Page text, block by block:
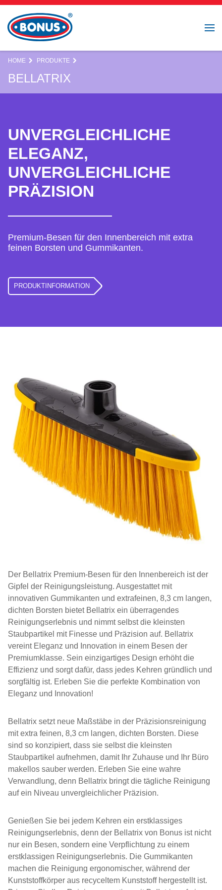
HOME PRODUKTE
BELLATRIX
UNVERGLEICHLICHE
ELEGANZ,
UNVERGLEICHLICHE
PRÄZISION
Premium-Besen für den Innenbereich mit extra
feinen Borsten und Gummikanten.
PRODUKTINFORMATION
Der Bellatrix Premium-Besen für den Innenbereich ist der
Gipfel der Reinigungsleistung. Ausgestattet mit
innovativen Gummikanten und extrafeinen, 8,3 cm langen,
dichten Borsten bietet Bellatrix ein überragendes
Reinigungserlebnis und nimmt selbst die kleinsten
Staubpartikel mit Finesse und Präzision auf. Bellatrix
vereint Eleganz und Innovation in einem Besen der
Premiumklasse. Sein einzigartiges Design erhöht die
Effizienz und sorgt dafür, dass jedes Kehren gründlich und
sorgfältig ist. Erleben Sie die perfekte Kombination von
Eleganz und Innovation!
Bellatrix setzt neue Maßstäbe in der Präzisionsreinigung
mit extra feinen, 8,3 cm langen, dichten Borsten. Diese
sind so konzipiert, dass sie selbst die kleinsten
Staubpartikel aufnehmen, damit Ihr Zuhause und Ihr Büro
makellos sauber werden. Erleben Sie eine wahre
Verwandlung, denn Bellatrix bringt die tägliche Reinigung
auf ein Niveau unvergleichlicher Präzision.
Genießen Sie bei jedem Kehren ein erstklassiges
Reinigungserlebnis, denn der Bellatrix von Bonus ist nicht
nur ein Besen, sondern eine Verpflichtung zu einem
erstklassigen Reinigungserlebnis. Die Gummikanten
machen die Reinigung ergonomischer, während der
Kunststoffkörper aus recyceltem Kunststoff hergestellt ist.